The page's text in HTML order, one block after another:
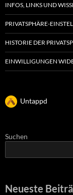
INFOS, LINKS UND
PRIVATSPHÄRE-
HISTORIE DER
EINWILLIGUNGEN
Untappd
Suchen
Neueste